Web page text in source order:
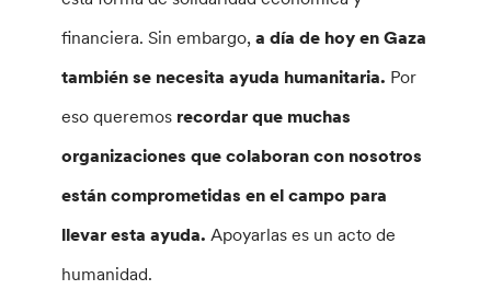
financiera. Sin embargo,a día de hoy en Gaza
también se necesita ayuda humanitaria. Por
eso queremos recordar que muchas
organizaciones que colaboran con nosotros
están comprometidas en el campo para
llevar esta ayuda. Apoyarlas es un acto de
humanidad.